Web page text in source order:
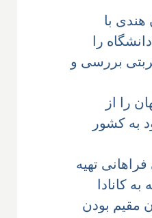
هندی با
را
بررسی و
را از
به کشور
فراهانی تهیه
کانادا
مقیم بودن